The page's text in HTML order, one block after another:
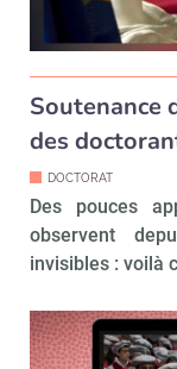
Soutenance
des
DOCTORAT
Des pouces
observent
invisibles : voilà